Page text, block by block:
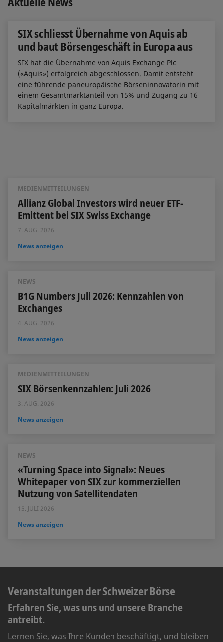
SIX schliesst Übernahme von Aquis ab
und baut Börsengeschäft in Europa aus
SIX hat die Übernahme von Aquis Exchange Plc
(«Aquis») erfolgreich abgeschlossen. Damit entsteht
eine führende paneuropäische Börseninnovatorin mit
einem Gesamtmarktanteil von 15% und Zugang zu 16
Kapitalmärkten in ganz Europa.
MEDIENMITTEILUNGEN
Allianz Global Investors wird neuer ETF-
Emittent bei SIX Swiss Exchange
7. AUG. 2026
News anzeigen
NEWS
B1G Numbers Juli 2026: Kennzahlen von
Exchanges
4. AUG. 2026
News anzeigen
MEDIENMITTEILUNGEN
SIX Börsenkennzahlen: Juli 2026
3. AUG. 2026
News anzeigen
NEWS
«Turning Space into Signal»: Neues
Whitepaper von SIX zur kommerziellen
Nutzung von Satellitendaten
15. JULI 2026
News anzeigen
Veranstaltungen der Schweizer Börse
Erfahren Sie, was uns und unsere Branche
antreibt.
Lernen Sie, was Ihre Kunden beschäftigt, und bleiben